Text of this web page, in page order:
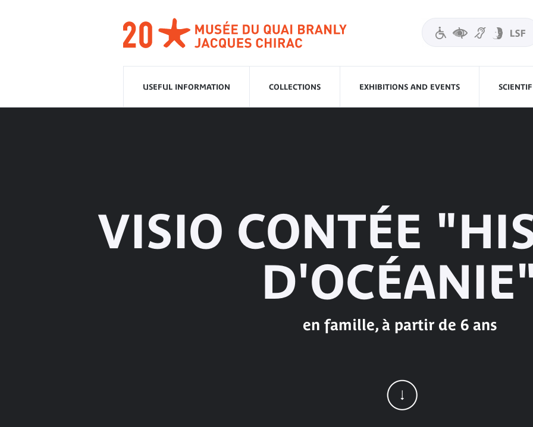
USEFUL INFORMATION COLLECTIONS EXHIBITIONS AND EVENTS
VISIO CONTÉE
en famille, à partir de 6 ans